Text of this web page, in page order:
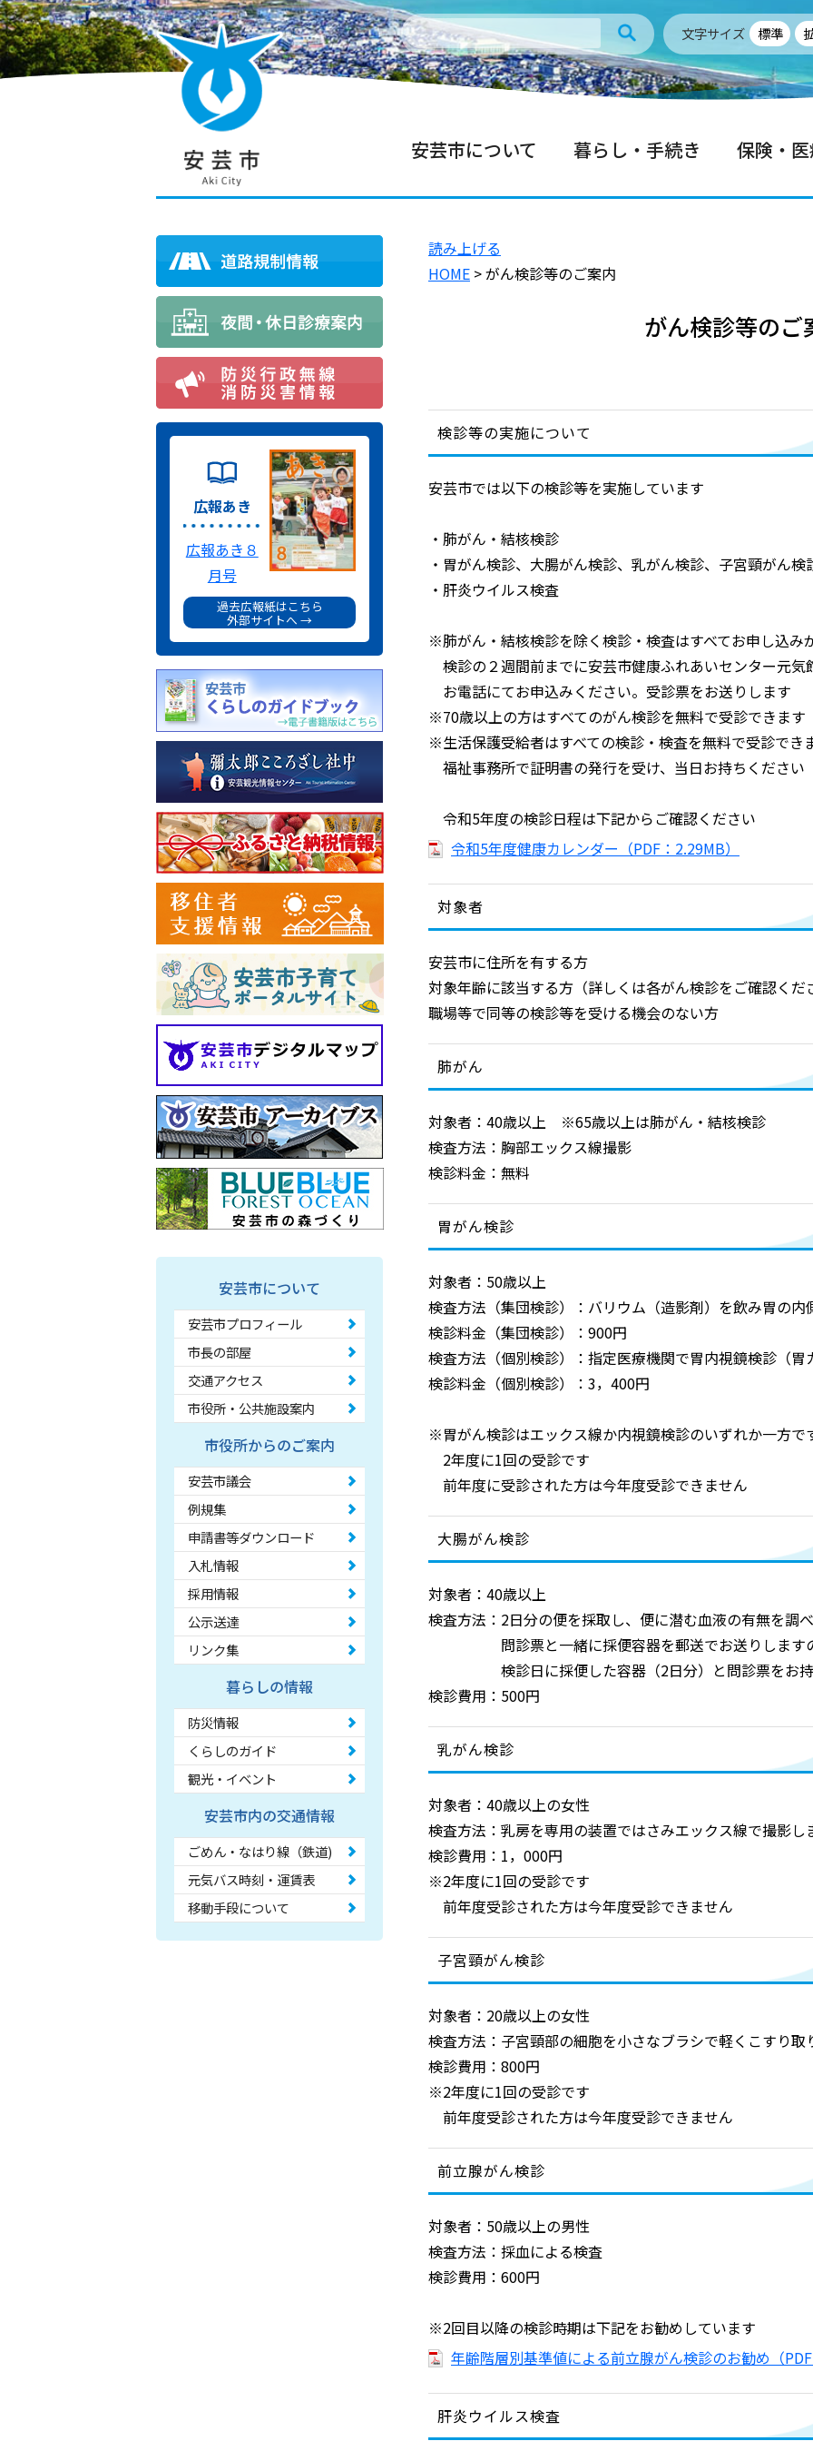
文字サイズ 標準
安芸市について 暮らし・手続き 保険・
読み上げる
HOME > がん検診等のご案内
がん検診等のご
検診等の実施について
安芸市では以下の検診等を実施しています
・肺がん・結核検診
・胃がん検診、大腸がん検診、乳がん検診、子宮頸がん
・肝炎ウイルス検査
※肺がん・結核検診を除く検診・検査はすべてお申し込み
検診の２週間前までに安芸市健康ふれあいセンター元気
お電話にてお申込みください。受診票をお送りします
※70歳以上の方はすべてのがん検診を無料で受診できます
※生活保護受給者はすべての検診・検査を無料で受診でき
福祉事務所で証明書の発行を受け、当日お持ちください
令和5年度の検診日程は下記からご確認ください
令和5年度健康カレンダー（PDF：2.29MB）
対象者
安芸市に住所を有する方
対象年齢に該当する方（詳しくは各がん検診をご確認くだ
職場等で同等の検診等を受ける機会のない方
肺がん
対象者：40歳以上 ※65歳以上は肺がん・結核検診
検査方法：胸部エックス線撮影
検診料金：無料
胃がん検診
対象者：50歳以上
検査方法（集団検診）：バリウム（造影剤）を飲み胃の
検診料金（集団検診）：900円
検査方法（個別検診）：指定医療機関で胃内視鏡検診（
検診料金（個別検診）：3，400円
※胃がん検診はエックス線か内視鏡検診のいずれか一方で
2年度に1回の受診です
前年度に受診された方は今年度受診できません
大腸がん検診
対象者：40歳以上
検査方法：2日分の便を採取し、便に潜む血液の有無を調
問診票と一緒に採便容器を郵送でお送りします
検診日に採便した容器（2日分）と問診票をお持
検診費用：500円
乳がん検診
対象者：40歳以上の女性
検査方法：乳房を専用の装置ではさみエックス線で撮影し
検診費用：1，000円
※2年度に1回の受診です
前年度受診された方は今年度受診できません
子宮頸がん検診
対象者：20歳以上の女性
検査方法：子宮頸部の細胞を小さなブラシで軽くこすり取
検診費用：800円
※2年度に1回の受診です
前年度受診された方は今年度受診できません
前立腺がん検診
対象者：50歳以上の男性
検査方法：採血による検査
検診費用：600円
※2回目以降の検診時期は下記をお勧めしています
年齢階層別基準値による前立腺がん検診のお勧め（
肝炎ウイルス検査
広報あき
広報あき８
月号
過去広報紙はこちら
外部サイトへ →
安芸市について
安芸市プロフィール
市長の部屋
交通アクセス
市役所・公共施設案内
市役所からのご案内
安芸市議会
例規集
申請書等ダウンロード
入札情報
採用情報
公示送達
リンク集
暮らしの情報
防災情報
くらしのガイド
観光・イベント
安芸市内の交通情報
ごめん・なはり線（鉄道)
元気バス時刻・運賃表
移動手段について